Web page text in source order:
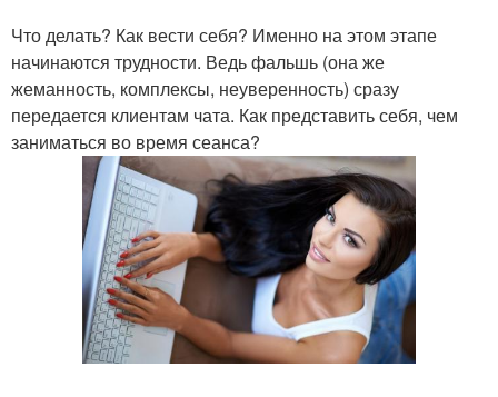
Что делать? Как вести себя? Именно на этом этапе
начинаются трудности. Ведь фальшь (она же
жеманность, комплексы, неуверенность) сразу
передается клиентам чата. Как представить себя, чем
заниматься во время сеанса?